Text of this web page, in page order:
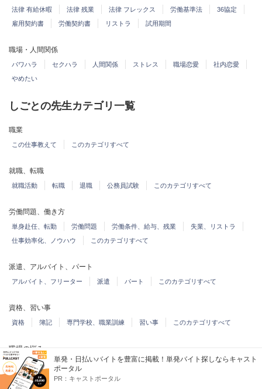
法律 有給休暇 法律 残業 法律 フレックス 労働基準法
36協定
雇用契約書
労働契約書 リストラ 試用期間
職場・人間関係
パワハラ セクハラ 人間関係 ストレス 職場恋愛
社内恋愛
やめたい
しごとの先生カテゴリ一覧
職業
この仕事教えて このカテゴリすべて
就職、転職
就職活動 転職 退職 公務員試験 このカテゴリすべて
労働問題、働き方
単身赴任、転勤 労働問題 労働条件、給与、残業
失業、リストラ
仕事効率化、ノウハウ
このカテゴリすべて
派遣、アルバイト、パート
アルバイト、フリーター 派遣 パート このカテゴリすべて
資格、習い事
資格 簿記 専門学校、職業訓練 習い事 このカテゴリすべて
職場の悩み
このカテゴリすべて
単発・日払いバイトを豊富に掲載！単発バイト探しならキャスト
ポータル
PR： キャストポータル